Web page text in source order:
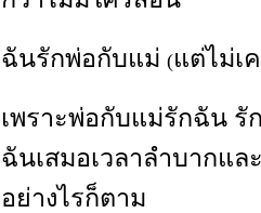
ฉันรักพ่อกับแม่ (แต่ไม่เ
เพราะพ่อกับแม่รักฉัน รั
ฉันเสมอเวลาลำบากแ
อย่างไรก็ตาม